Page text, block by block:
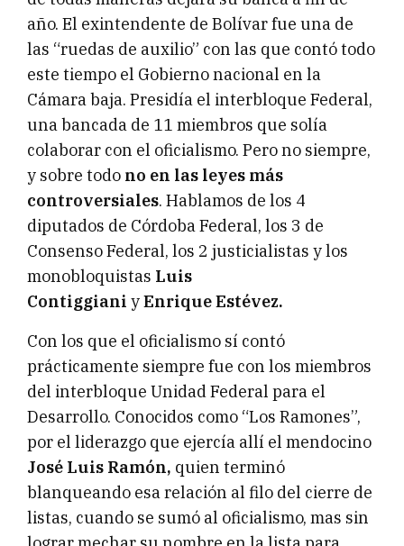
año. El exintendente de Bolívar fue una de
las “ruedas de auxilio” con las que contó todo
este tiempo el Gobierno nacional en la
Cámara baja. Presidía el interbloque Federal,
una bancada de 11 miembros que solía
colaborar con el oficialismo. Pero no siempre,
y sobre todo no en las leyes más
controversiales. Hablamos de los 4
diputados de Córdoba Federal, los 3 de
Consenso Federal, los 2 justicialistas y los
monobloquistas Luis
Contiggiani yEnrique Estévez.
Con los que el oficialismo sí contó
prácticamente siempre fue con los miembros
del interbloque Unidad Federal para el
Desarrollo. Conocidos como “Los Ramones”,
por el liderazgo que ejercía allí el mendocino
José Luis Ramón, quien terminó
blanqueando esa relación al filo del cierre de
listas, cuando se sumó al oficialismo, mas sin